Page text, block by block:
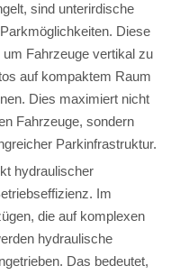
sind unterirdische
Diese
Fahrzeuge vertikal zu
auf kompaktem Raum
Dies maximiert nicht
Fahrzeuge, sondern
Parkinfrastruktur.
hydraulischer
Im
die auf komplexen
hydraulische
Das bedeutet,